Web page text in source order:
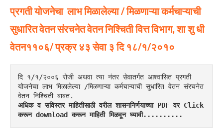
प्रगतीयोजनेचा लाभमिळालेल्या / मिळणाऱ्याकर्मचाऱ्याची
सुधारितवेतनसंरचनेतवेतन निश्चितीवित्तविभाग, शा शु धी
वेतन११०६/ प्रक्र ४३ सेवा ३ दि १८/१/२०१०
दि १/१/२००६ रोजी अथवा त्या नंतर सेवातर्गत आश्वासित प्रगती
योजनेचा लाभ मिळालेल्या /मिळणाऱ्या कर्मचाऱ्याची सुधारित वेतन संरचनेत
वेतन निश्चिती बाबत.
अधिक व सविस्तर माहितीसाठी वरील शासननिर्णयाच्या PDF वर Click
करून download करून माहिती मिळवून घ्यावी..........